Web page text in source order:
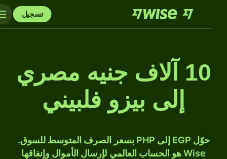
تسجيل
10 آلاف جنيه مصري
إلى بيزو فلبيني
حوّل EGP إلى PHP بسعر الصرف المتوسط للسوق.
Wise هو الحساب العالمي لإرسال الأموال وإنفاقها